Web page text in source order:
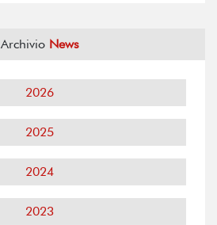
Archivio News
2026
2025
2024
2023